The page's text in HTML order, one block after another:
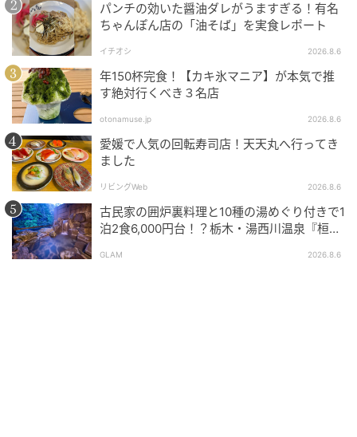
パンチの効いた醤油ダレがうますぎる！有名
ちゃんぽん店の「油そば」を実食レポート
イチオシ 2026.8.6
年150杯完食！【カキ氷マニア】が本気で推
す絶対行くべき３名店
otonamuse.jp 2026.8.6
愛媛で人気の回転寿司店！天天丸へ行ってき
ました
リビングWeb 2026.8.6
古民家の囲炉裏料理と10種の湯めぐり付きで1
泊2食6,000円台！？栃木・湯西川温泉『桓武
GLAM 2026.8.6